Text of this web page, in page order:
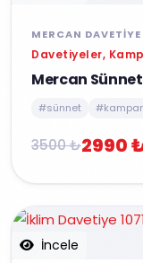
MERCAN DAVETIYE
Davetiyeler,
Mercan Sünnet
#sünnet
3500 ₺2990
İncele